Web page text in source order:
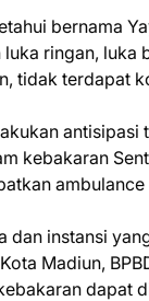
bernama
ringan, luka
tidak terdapat
kebakaran
dan instansi
Madiun,
dapat